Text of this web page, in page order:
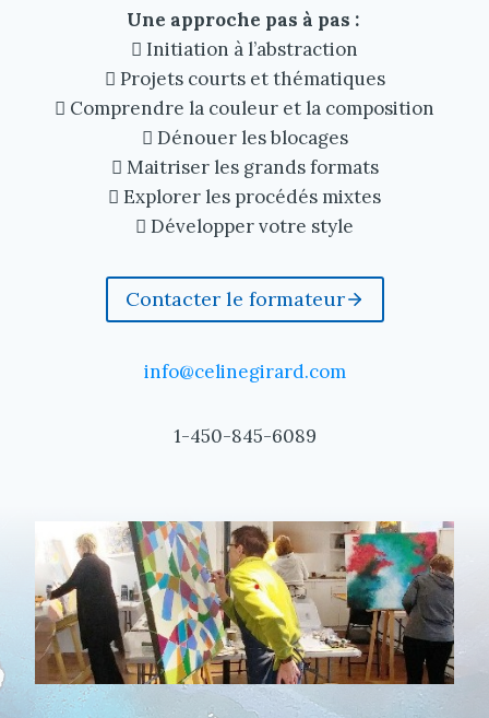
Une approche pas à pas :
 Initiation à l’abstraction
 Projets courts et thématiques
 Comprendre la couleur et la composition
 Dénouer les blocages
 Maitriser les grands formats
 Explorer les procédés mixtes
 Développer votre style
Contacter le formateur
info@celinegirard.com
1-450-845-6089